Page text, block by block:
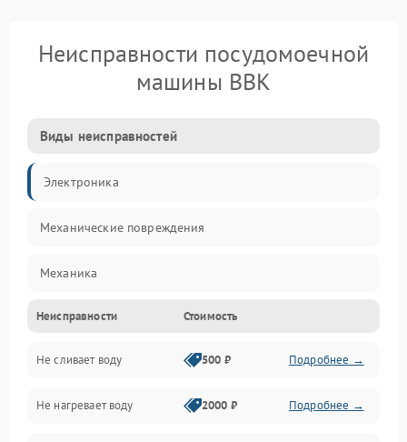
Неисправности посудомоечной
машины BBK
Виды неисправностей
Электроника
Механические повреждения
Механика
Управление
Электропитание
Датчики
Неисправности Стоимость
Не сливает воду 500 ₽ Подробнее →
Не нагревает воду 2000 ₽ Подробнее →